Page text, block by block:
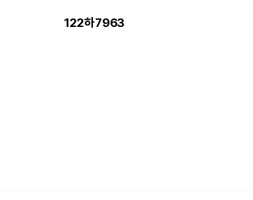
122하7963